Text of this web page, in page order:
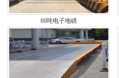
60吨电子地磅